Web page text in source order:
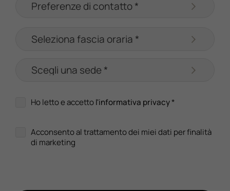
Ho letto e accettol'informativa privacy*
Acconsento al trattamento dei miei dati per finalità
di marketing